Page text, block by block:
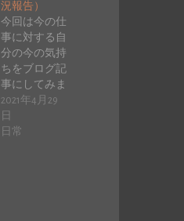
況報告）
今回は今の仕
事に対する自
分の今の気持
ちをブログ記
事にしてみま
した。 尚、辛
い話が嫌な方
やSNS（ブ
2021年4月29
日
日常